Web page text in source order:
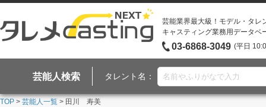
芸能業界最大級！モデル・タレ
キャスティング業務用データベ
03-6868-3049 (平日
芸能人検索 タレント名：
TOP > 芸能人一覧 > 田川 寿美